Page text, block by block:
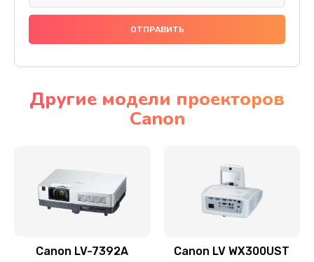
Замена датчика
Замена дисплея
Замена кнопки
Заказать
Другие модели проекторов
Canon
Canon LV-7392A Canon LV WX300UST